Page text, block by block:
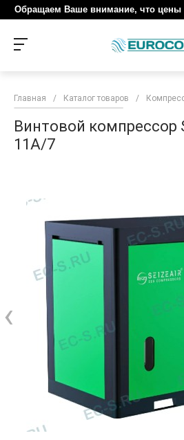
Обращаем Ваше внимание, что цены
Главная / Каталог товаров /
Винтовой компрессор
11A/7
‹